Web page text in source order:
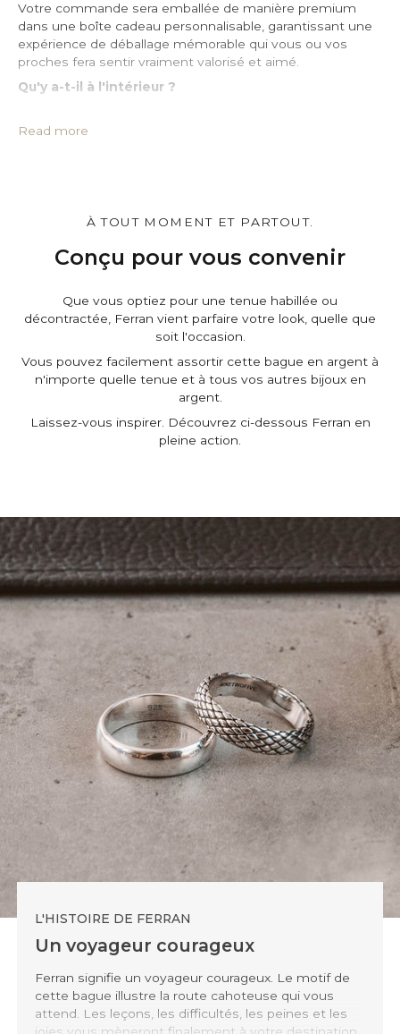
Votre commande sera emballée de manière premium
dans une boîte cadeau personnalisable, garantissant une
expérience de déballage mémorable qui vous ou vos
proches fera sentir vraiment valorisé et aimé.
Qu'y a-t-il à l'intérieur ?
• Pochette de protection en cuir PU*
Vous pouvez personnaliser le cadeau boîteet la pochette,
C'est gratuit.
Read more
À TOUT MOMENT ET PARTOUT.
Conçu pour vous convenir
Que vous optiez pour une tenue habillée ou
décontractée, Ferran vient parfaire votre look, quelle que
soit l'occasion.
Vous pouvez facilement assortir cette bague en argent à
n'importe quelle tenue et à tous vos autres bijoux en
argent.
Laissez-vous inspirer. Découvrez ci-dessous Ferran en
pleine action.
L'HISTOIRE DE FERRAN
Un voyageur courageux
Ferran signifie un voyageur courageux. Le motif de
cette bague illustre la route cahoteuse qui vous
attend. Les leçons, les difficultés, les peines et les